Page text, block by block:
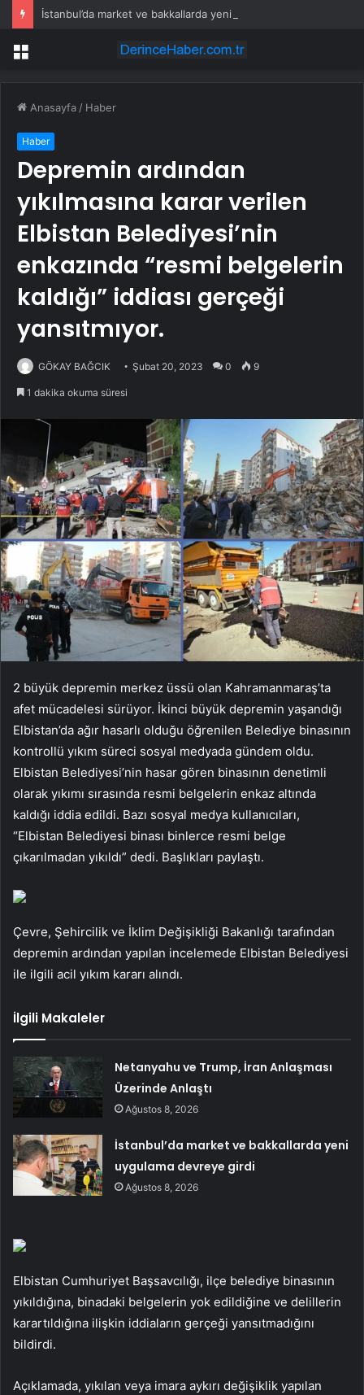
Menü
Anasayfa / Haber
Haber
Depremin ardından
yıkılmasına karar verilen
Elbistan Belediyesi’nin
enkazında “resmi belgelerin
kaldığı” iddiası gerçeği
yansıtmıyor.
GÖKAY BAĞCIK Şubat 20, 2023 0 9
1 dakika okuma süresi
2 büyük depremin merkez üssü olan Kahramanmaraş’ta
afet mücadelesi sürüyor. İkinci büyük depremin yaşandığı
Elbistan’da ağır hasarlı olduğu öğrenilen Belediye binasının
kontrollü yıkım süreci sosyal medyada gündem oldu.
Elbistan Belediyesi’nin hasar gören binasının denetimli
olarak yıkımı sırasında resmi belgelerin enkaz altında
kaldığı iddia edildi. Bazı sosyal medya kullanıcıları,
“Elbistan Belediyesi binası binlerce resmi belge
çıkarılmadan yıkıldı” dedi. Başlıkları paylaştı.
Çevre, Şehircilik ve İklim Değişikliği Bakanlığı tarafından
depremin ardından yapılan incelemede Elbistan Belediyesi
ile ilgili acil yıkım kararı alındı.
İlgili Makaleler
Netanyahu ve Trump, İran Anlaşması
Üzerinde Anlaştı
Ağustos 8, 2026
İstanbul’da market ve bakkallarda yeni
uygulama devreye girdi
Ağustos 8, 2026
Elbistan Cumhuriyet Başsavcılığı, ilçe belediye binasının
yıkıldığına, binadaki belgelerin yok edildiğine ve delillerin
karartıldığına ilişkin iddiaların gerçeği yansıtmadığını
bildirdi.
Açıklamada, yıkılan veya imara aykırı değişiklik yapılan